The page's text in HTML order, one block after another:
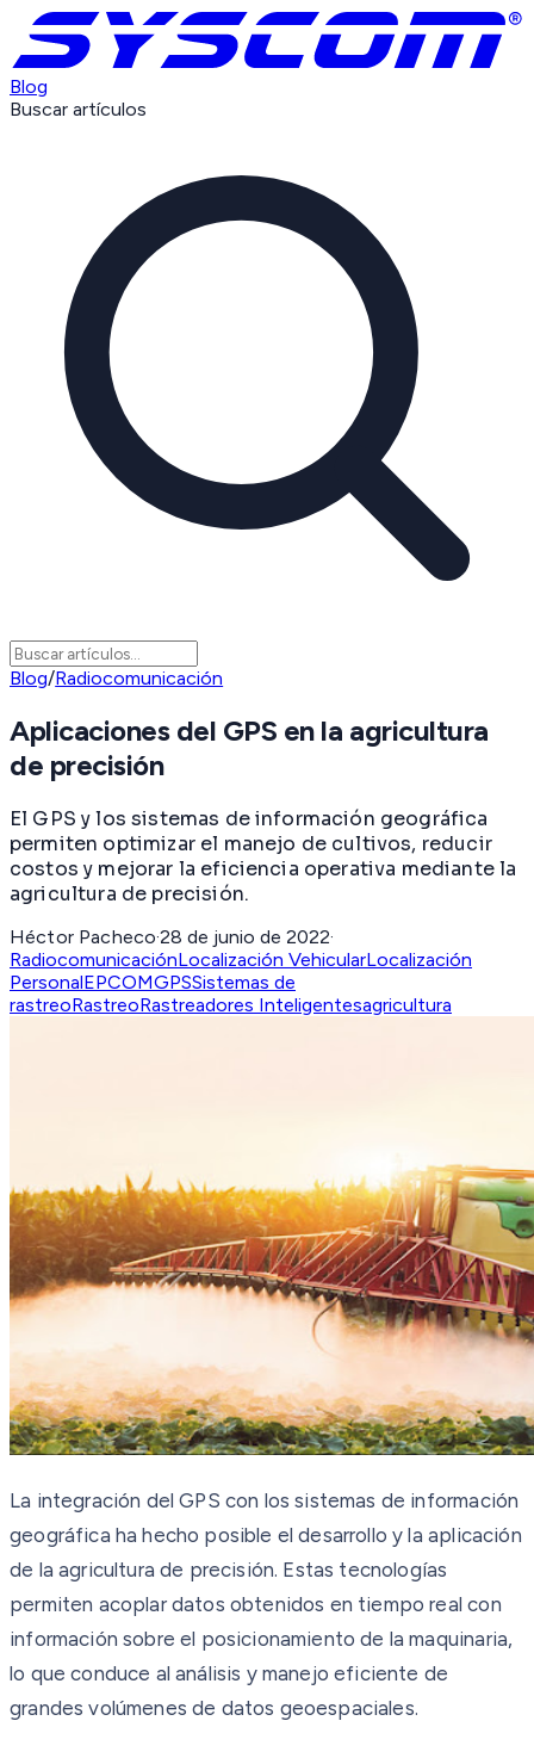
Blog
Buscar artículos
Blog/Radiocomunicación
Aplicaciones del GPS en la agricultura
de precisión
El GPS y los sistemas de información geográfica
permiten optimizar el manejo de cultivos, reducir
costos y mejorar la eficiencia operativa mediante la
agricultura de precisión.
Héctor Pacheco·28 de junio de 2022·
RadiocomunicaciónLocalización VehicularLocalización
PersonalEPCOMGPSSistemas de
rastreoRastreoRastreadores Inteligentesagricultura
La integración del GPS con los sistemas de información
geográfica ha hecho posible el desarrollo y la aplicación
de la agricultura de precisión. Estas tecnologías
permiten acoplar datos obtenidos en tiempo real con
información sobre el posicionamiento de la maquinaria,
lo que conduce al análisis y manejo eficiente de
grandes volúmenes de datos geoespaciales.